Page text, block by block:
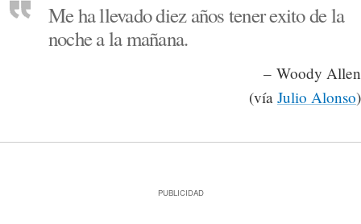
Me ha llevado diez años tener exito de la
noche a la mañana.
– Woody Allen
(vía Julio Alonso)
PUBLICIDAD